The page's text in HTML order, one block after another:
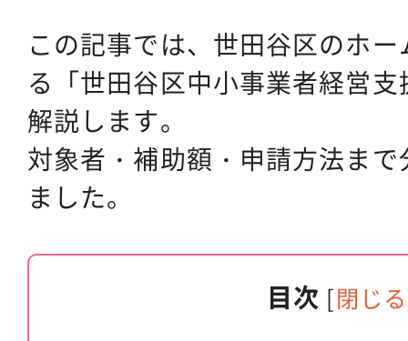
この記事では、世田谷区のホ
る「世田谷区中小事業者経営
解説します。
対象者・補助額・申請方法ま
ました。
目次 [閉じる